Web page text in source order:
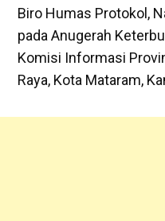
Biro Humas Protokol,
pada Anugerah
Komisi Informasi
Raya, Kota Mataram,